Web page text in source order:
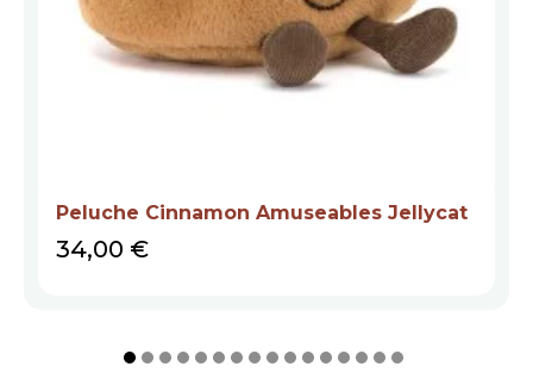
Peluche Cinnamon Amuseables Jellycat
Prix
34,00 €